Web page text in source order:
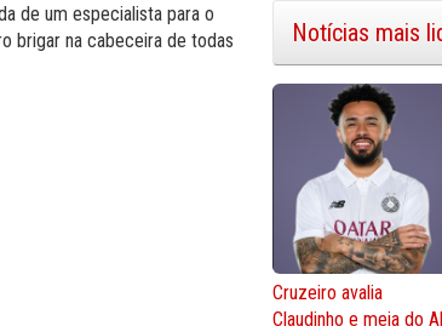
de um especialista para o
brigar na cabeceira de todas
Notícias mais
Cruzeiro avalia
Claudinho e meia do